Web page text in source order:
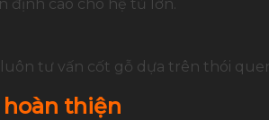
định cao cho hệ tủ lớn.
tư vấn cốt gỗ dựa trên thói
thiện